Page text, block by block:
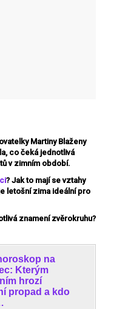
Martiny Blaženy
co čeká jednotlivá
v zimním období.
? Jak to mají se vztahy
letošní zima ideální pro
znamení zvěrokruhu?
na
Kterým
hrozí
propad a kdo